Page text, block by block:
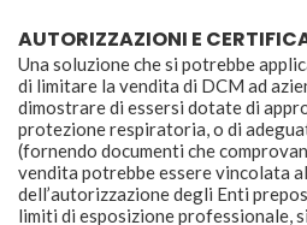
AUTORIZZAZIONI E
Una soluzione che si potrebbe
di limitare la vendita di DCM ad
dimostrare di essersi dotate di
protezione respiratoria, o di
(fornendo documenti che
vendita potrebbe essere vincolata
dell’autorizzazione degli Enti
limiti di esposizione professionale,